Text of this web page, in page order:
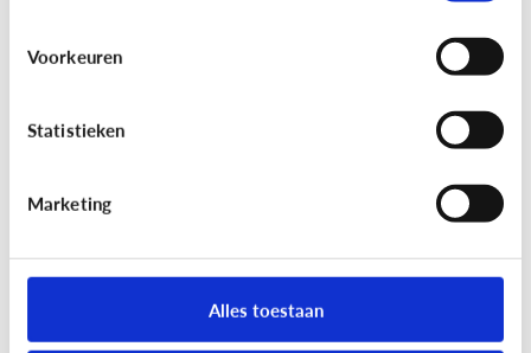
Voorkeuren
Statistieken
Marketing
Alles toestaan
Gaming
[Video] Gamet mijn kind teveel?